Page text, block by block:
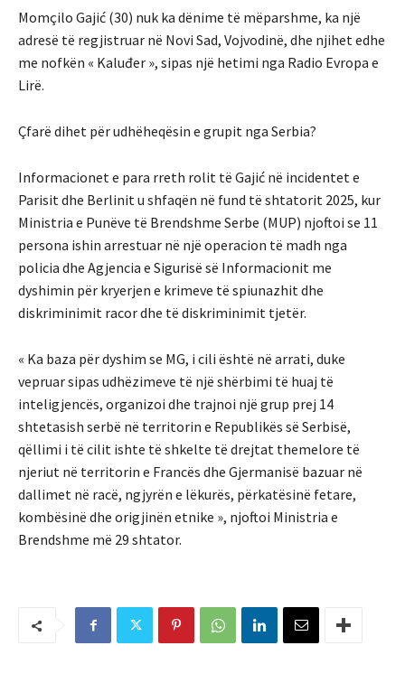
Momçilo Gajić (30) nuk ka dënime të mëparshme, ka një
adresë të regjistruar në Novi Sad, Vojvodinë, dhe njihet edhe
me nofkën « Kaluđer », sipas një hetimi nga Radio Evropa e
Lirë.
Çfarë dihet për udhëheqësin e grupit nga Serbia?
Informacionet e para rreth rolit të Gajić në incidentet e
Parisit dhe Berlinit u shfaqën në fund të shtatorit 2025, kur
Ministria e Punëve të Brendshme Serbe (MUP) njoftoi se 11
persona ishin arrestuar në një operacion të madh nga
policia dhe Agjencia e Sigurisë së Informacionit me
dyshimin për kryerjen e krimeve të spiunazhit dhe
diskriminimit racor dhe të diskriminimit tjetër.
« Ka baza për dyshim se MG, i cili është në arrati, duke
vepruar sipas udhëzimeve të një shërbimi të huaj të
inteligjencës, organizoi dhe trajnoi një grup prej 14
shtetasish serbë në territorin e Republikës së Serbisë,
qëllimi i të cilit ishte të shkelte të drejtat themelore të
njeriut në territorin e Francës dhe Gjermanisë bazuar në
dallimet në racë, ngjyrën e lëkurës, përkatësinë fetare,
kombësinë dhe origjinën etnike », njoftoi Ministria e
Brendshme më 29 shtator.